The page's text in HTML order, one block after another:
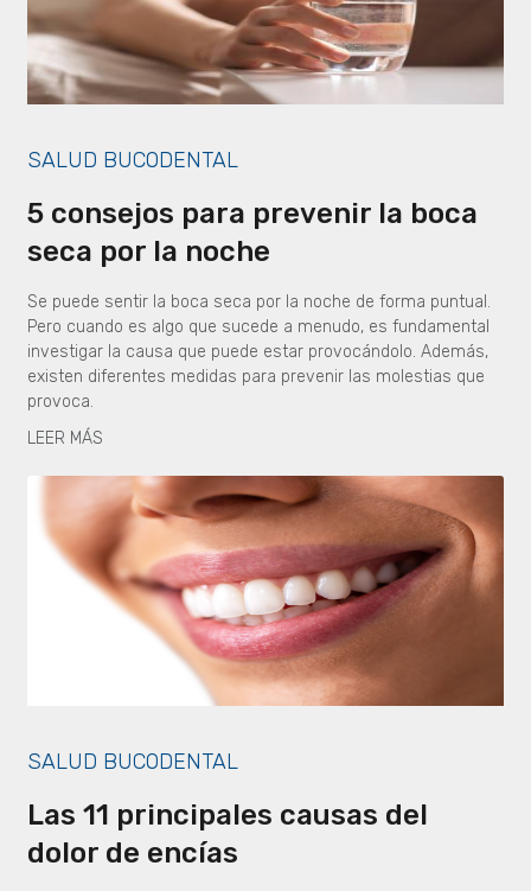
SALUD BUCODENTAL
5 consejos para prevenir la boca
seca por la noche
Se puede sentir la boca seca por la noche de forma puntual.
Pero cuando es algo que sucede a menudo, es fundamental
investigar la causa que puede estar provocándolo. Además,
existen diferentes medidas para prevenir las molestias que
provoca.
LEER MÁS
SALUD BUCODENTAL
Las 11 principales causas del
dolor de encías